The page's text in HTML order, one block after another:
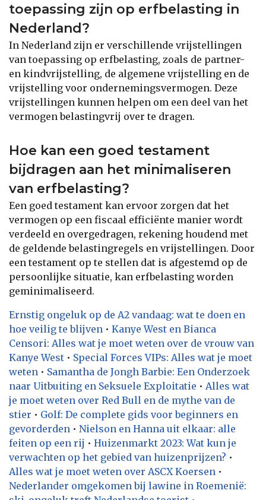
toepassing zijn op erfbelasting in
Nederland?
In Nederland zijn er verschillende vrijstellingen
van toepassing op erfbelasting, zoals de partner-
en kindvrijstelling, de algemene vrijstelling en de
vrijstelling voor ondernemingsvermogen. Deze
vrijstellingen kunnen helpen om een deel van het
vermogen belastingvrij over te dragen.
Hoe kan een goed testament
bijdragen aan het minimaliseren
van erfbelasting?
Een goed testament kan ervoor zorgen dat het
vermogen op een fiscaal efficiënte manier wordt
verdeeld en overgedragen, rekening houdend met
de geldende belastingregels en vrijstellingen. Door
een testament op te stellen dat is afgestemd op de
persoonlijke situatie, kan erfbelasting worden
geminimaliseerd.
Ernstig ongeluk op de A2 vandaag: wat te doen en
hoe veilig te blijven • Kanye West en Bianca
Censori: Alles wat je moet weten over de vrouw van
Kanye West • Special Forces VIPs: Alles wat je moet
weten • Samantha de Jongh Barbie: Een Onderzoek
naar Uitbuiting en Seksuele Exploitatie • Alles wat
je moet weten over Red Bull en de mythe van de
stier • Golf: De complete gids voor beginners en
gevorderden • Nielson en Hanna uit elkaar: alle
feiten op een rij • Huizenmarkt 2023: Wat kun je
verwachten op het gebied van huizenprijzen? •
Alles wat je moet weten over ASCX Koersen •
Nederlander omgekomen bij lawine in Roemenië: